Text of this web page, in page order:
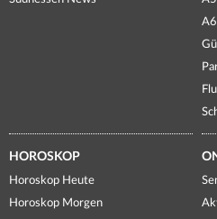
HOROSKOP
Horoskop Heute
Horoskop Morgen